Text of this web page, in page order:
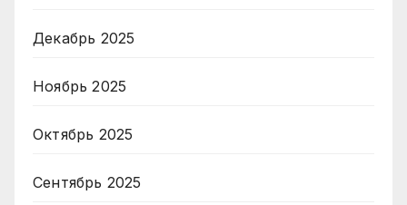
Декабрь 2025
Ноябрь 2025
Октябрь 2025
Сентябрь 2025